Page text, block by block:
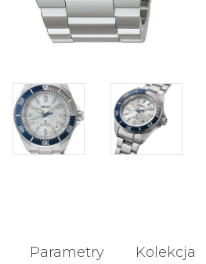
Parametry Kolekcja